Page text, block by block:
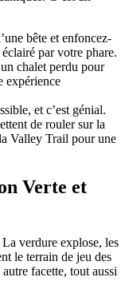
bête et enfoncez-
par votre phare.
chalet perdu pour
expérience
et c’est génial.
de rouler sur la
Valley Trail pour une
Verte et
verdure explose, les
le terrain de jeu des
facette, tout aussi